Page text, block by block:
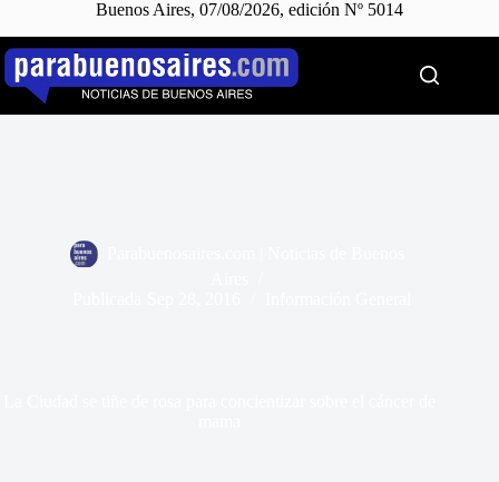
Buenos Aires, 07/08/2026, edición Nº 5014
Saltar
contenido